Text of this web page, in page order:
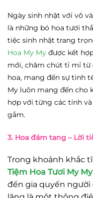
Ngày sinh nhật với vô
là những bó hoa tươi
tiệc sinh nhật trang
Hoa My My được kết
mới, chăm chút tỉ mỉ từ
hoa, mang đến sự tinh
My luôn mang đến cho
hợp với từng các tính
gắm.
3. Hoa đám tang – Lời
Trong khoảnh khắc
Tiệm Hoa Tươi My My
đến gia quyến